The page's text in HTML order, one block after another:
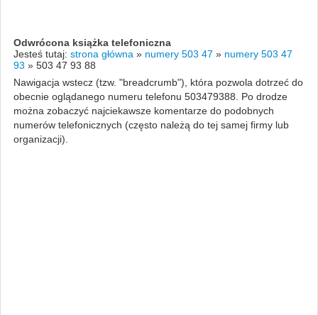
Odwrócona książka telefoniczna
Jesteś tutaj: strona główna » numery 503 47 » numery 503 47
93 » 503 47 93 88
Nawigacja wstecz (tzw. "breadcrumb"), która pozwola dotrzeć do
obecnie oglądanego numeru telefonu 503479388. Po drodze
można zobaczyć najciekawsze komentarze do podobnych
numerów telefonicznych (często należą do tej samej firmy lub
organizacji).